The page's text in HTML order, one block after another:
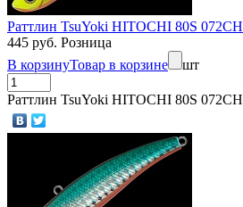
Раттлин TsuYoki HITOCHI 80S 072CH
445 руб. Розница
В корзинуТовар в корзине шт
Раттлин TsuYoki HITOCHI 80S 072CH